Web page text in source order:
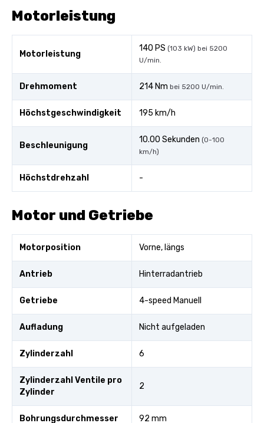
Motorleistung
Motorleistung
140 PS (103 kW) bei 5200
U/min.
Drehmoment 214 Nm bei 5200 U/min.
Höchstgeschwindigkeit 195 km/h
Beschleunigung
10.00 Sekunden (0-100
km/h)
Höchstdrehzahl -
Motor und Getriebe
Motorposition Vorne, längs
Antrieb Hinterradantrieb
Getriebe 4-speed Manuell
Aufladung Nicht aufgeladen
Zylinderzahl 6
Zylinderzahl Ventile pro
Zylinder
2
Bohrungsdurchmesser 92 mm